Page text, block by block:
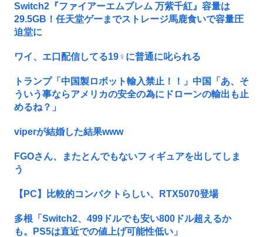
Switch2『ファイアーエムブレム 万紫千紅』容量は
29.5GB！任天堂ゲーまでストレージ馬鹿食いで容量圧
迫堂に
ワイ、エ口配信してる19♀に普通に叱られる
トランプ「中国製ロボット輸入禁止！！」中国「あ、そ
ういう事ならアメリカの安全の為にドローンの輸出も止
めるね？」
viperが結婚した結果www
FGOさん、またとんでもないフィギュアを出してしま
う
【PC】比較的コンパクトらしい、RTX5070登場
多根「Switch2、499ドルでも安い800ドル超えるか
も。PS5は直近での値上げ可能性低い」